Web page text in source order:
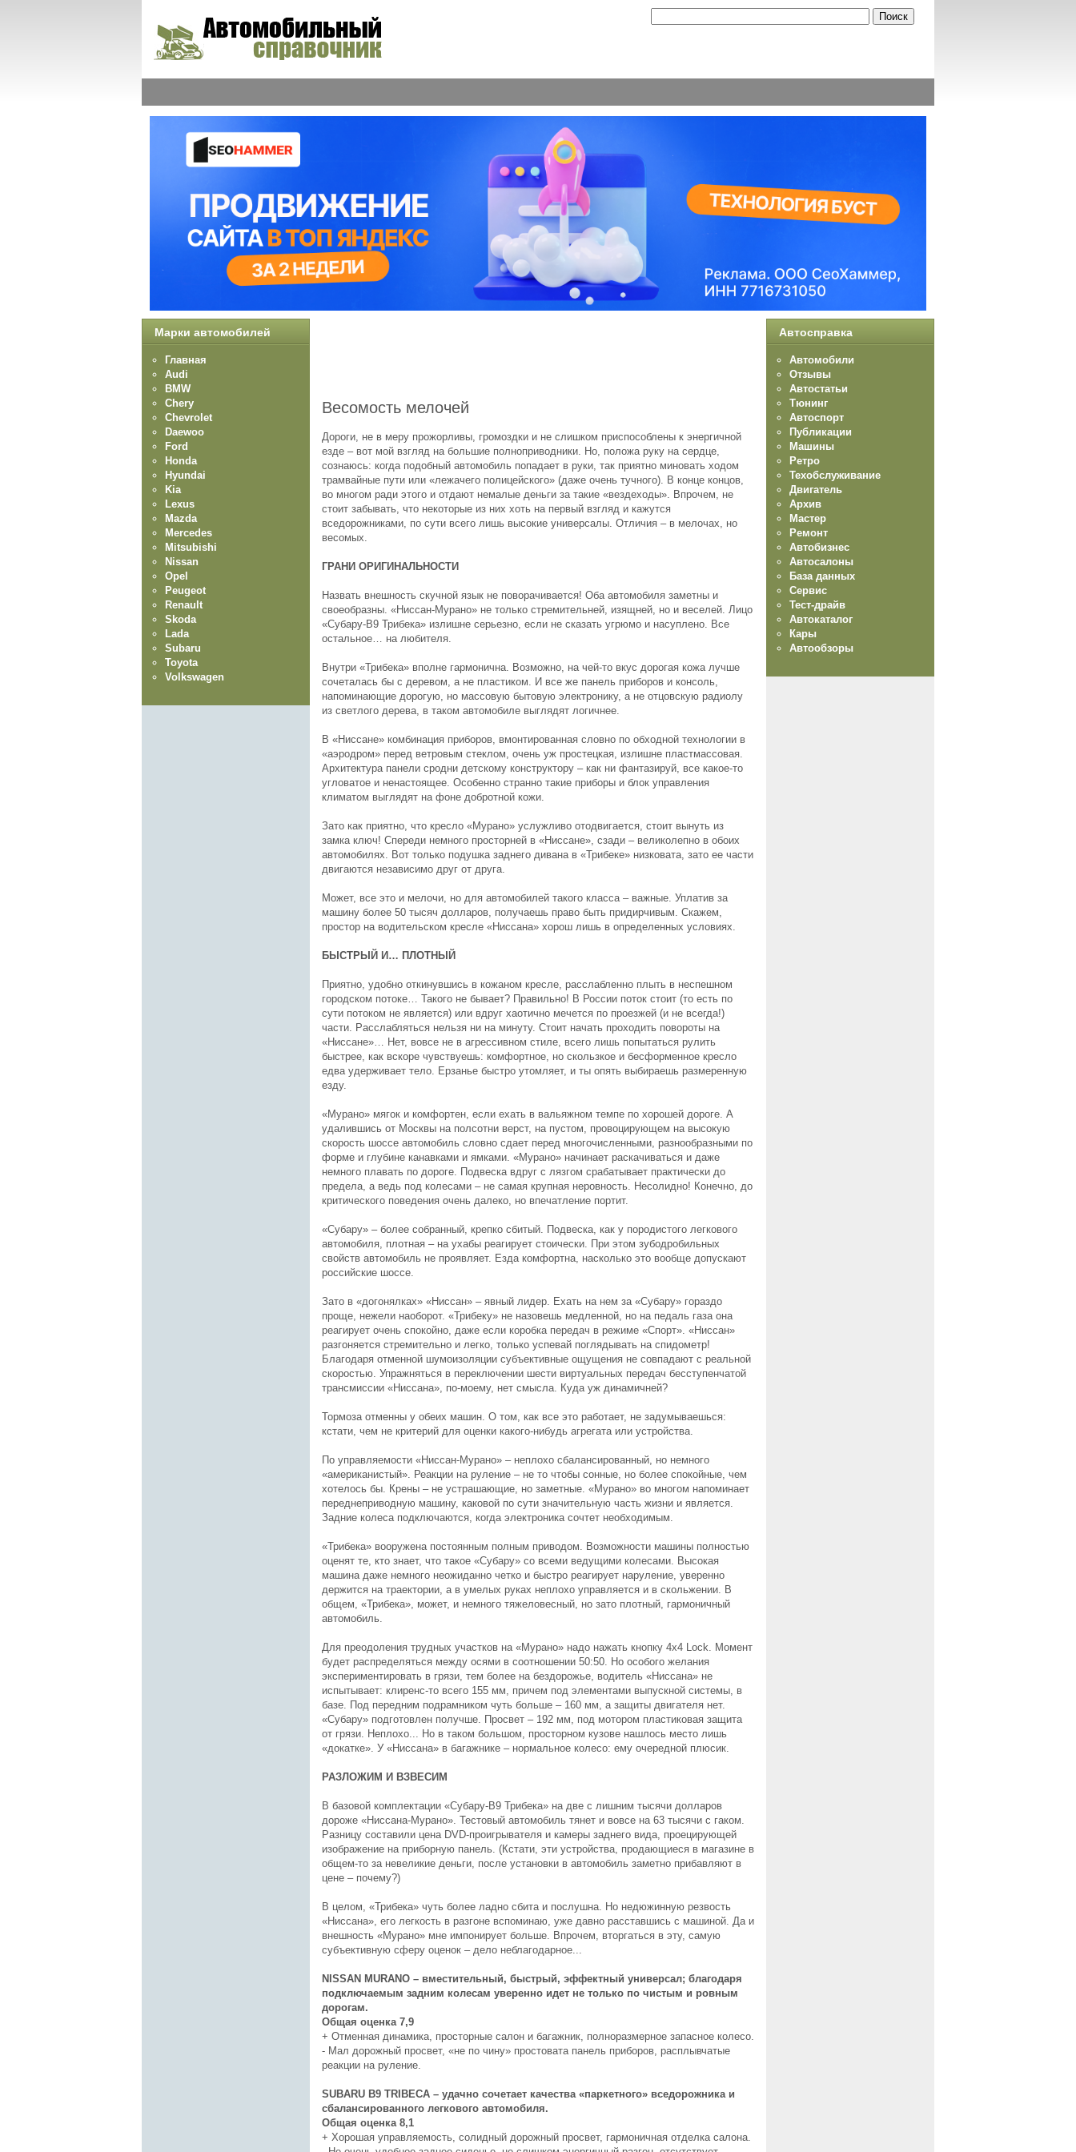
Весомость мелочей
Дороги, не в меру прожорливы, громоздки и не слишком приспособлены к энергичной
езде – вот мой взгляд на большие полноприводники. Но, положа руку на сердце,
сознаюсь: когда подобный автомобиль попадает в руки, так приятно миновать ходом
трамвайные пути или «лежачего полицейского» (даже очень тучного). В конце концов,
во многом ради этого и отдают немалые деньги за такие «вездеходы». Впрочем, не
стоит забывать, что некоторые из них хоть на первый взгляд и кажутся
вседорожниками, по сути всего лишь высокие универсалы. Отличия – в мелочах, но
весомых.
ГРАНИ ОРИГИНАЛЬНОСТИ
Назвать внешность скучной язык не поворачивается! Оба автомобиля заметны и
своеобразны. «Ниссан-Мурано» не только стремительней, изящней, но и веселей. Лицо
«Субару-В9 Трибека» излишне серьезно, если не сказать угрюмо и насуплено. Все
остальное… на любителя.
Внутри «Трибека» вполне гармонична. Возможно, на чей-то вкус дорогая кожа лучше
сочеталась бы с деревом, а не пластиком. И все же панель приборов и консоль,
напоминающие дорогую, но массовую бытовую электронику, а не отцовскую радиолу
из светлого дерева, в таком автомобиле выглядят логичнее.
В «Ниссане» комбинация приборов, вмонтированная словно по обходной технологии в
«аэродром» перед ветровым стеклом, очень уж простецкая, излишне пластмассовая.
Архитектура панели сродни детскому конструктору – как ни фантазируй, все какое-то
угловатое и ненастоящее. Особенно странно такие приборы и блок управления
климатом выглядят на фоне добротной кожи.
Зато как приятно, что кресло «Мурано» услужливо отодвигается, стоит вынуть из
замка ключ! Спереди немного просторней в «Ниссане», сзади – великолепно в обоих
автомобилях. Вот только подушка заднего дивана в «Трибеке» низковата, зато ее части
двигаются независимо друг от друга.
Может, все это и мелочи, но для автомобилей такого класса – важные. Уплатив за
машину более 50 тысяч долларов, получаешь право быть придирчивым. Скажем,
простор на водительском кресле «Ниссана» хорош лишь в определенных условиях.
БЫСТРЫЙ И… ПЛОТНЫЙ
Приятно, удобно откинувшись в кожаном кресле, расслабленно плыть в неспешном
городском потоке… Такого не бывает? Правильно! В России поток стоит (то есть по
сути потоком не является) или вдруг хаотично мечется по проезжей (и не всегда!)
части. Расслабляться нельзя ни на минуту. Стоит начать проходить повороты на
«Ниссане»… Нет, вовсе не в агрессивном стиле, всего лишь попытаться рулить
быстрее, как вскоре чувствуешь: комфортное, но скользкое и бесформенное кресло
едва удерживает тело. Ерзанье быстро утомляет, и ты опять выбираешь размеренную
езду.
«Мурано» мягок и комфортен, если ехать в вальяжном темпе по хорошей дороге. А
удалившись от Москвы на полсотни верст, на пустом, провоцирующем на высокую
скорость шоссе автомобиль словно сдает перед многочисленными, разнообразными по
форме и глубине канавками и ямками. «Мурано» начинает раскачиваться и даже
немного плавать по дороге. Подвеска вдруг с лязгом срабатывает практически до
предела, а ведь под колесами – не самая крупная неровность. Несолидно! Конечно, до
критического поведения очень далеко, но впечатление портит.
«Субару» – более собранный, крепко сбитый. Подвеска, как у породистого легкового
автомобиля, плотная – на ухабы реагирует стоически. При этом зубодробильных
свойств автомобиль не проявляет. Езда комфортна, насколько это вообще допускают
российские шоссе.
Зато в «догонялках» «Ниссан» – явный лидер. Ехать на нем за «Субару» гораздо
проще, нежели наоборот. «Трибеку» не назовешь медленной, но на педаль газа она
реагирует очень спокойно, даже если коробка передач в режиме «Спорт». «Ниссан»
разгоняется стремительно и легко, только успевай поглядывать на спидометр!
Благодаря отменной шумоизоляции субъективные ощущения не совпадают с реальной
скоростью. Упражняться в переключении шести виртуальных передач бесступенчатой
трансмиссии «Ниссана», по-моему, нет смысла. Куда уж динамичней?
Тормоза отменны у обеих машин. О том, как все это работает, не задумываешься:
кстати, чем не критерий для оценки какого-нибудь агрегата или устройства.
По управляемости «Ниссан-Мурано» – неплохо сбалансированный, но немного
«американистый». Реакции на руление – не то чтобы сонные, но более спокойные, чем
хотелось бы. Крены – не устрашающие, но заметные. «Мурано» во многом напоминает
переднеприводную машину, каковой по сути значительную часть жизни и является.
Задние колеса подключаются, когда электроника сочтет необходимым.
«Трибека» вооружена постоянным полным приводом. Возможности машины полностью
оценят те, кто знает, что такое «Субару» со всеми ведущими колесами. Высокая
машина даже немного неожиданно четко и быстро реагирует наруление, уверенно
держится на траектории, а в умелых руках неплохо управляется и в скольжении. В
общем, «Трибека», может, и немного тяжеловесный, но зато плотный, гармоничный
автомобиль.
Для преодоления трудных участков на «Мурано» надо нажать кнопку 4х4 Lock. Момент
будет распределяться между осями в соотношении 50:50. Но особого желания
экспериментировать в грязи, тем более на бездорожье, водитель «Ниссана» не
испытывает: клиренс-то всего 155 мм, причем под элементами выпускной системы, в
базе. Под передним подрамником чуть больше – 160 мм, а защиты двигателя нет.
«Субару» подготовлен получше. Просвет – 192 мм, под мотором пластиковая защита
от грязи. Неплохо... Но в таком большом, просторном кузове нашлось место лишь
«докатке». У «Ниссана» в багажнике – нормальное колесо: ему очередной плюсик.
РАЗЛОЖИМ И ВЗВЕСИМ
В базовой комплектации «Субару-В9 Трибека» на две с лишним тысячи долларов
дороже «Ниссана-Мурано». Тестовый автомобиль тянет и вовсе на 63 тысячи с гаком.
Разницу составили цена DVD-проигрывателя и камеры заднего вида, проецирующей
изображение на приборную панель. (Кстати, эти устройства, продающиеся в магазине в
общем-то за невеликие деньги, после установки в автомобиль заметно прибавляют в
цене – почему?)
В целом, «Трибека» чуть более ладно сбита и послушна. Но недюжинную резвость
«Ниссана», его легкость в разгоне вспоминаю, уже давно расставшись с машиной. Да и
внешность «Мурано» мне импонирует больше. Впрочем, вторгаться в эту, самую
субъективную сферу оценок – дело неблагодарное...
NISSAN MURANO – вместительный, быстрый, эффектный универсал; благодаря
подключаемым задним колесам уверенно идет не только по чистым и ровным
дорогам.
Общая оценка 7,9
+ Отменная динамика, просторные салон и багажник, полноразмерное запасное колесо.
- Мал дорожный просвет, «не по чину» простовата панель приборов, расплывчатые
реакции на руление.
SUBARU B9 TRIBECA – удачно сочетает качества «паркетного» вседорожника и
сбалансированного легкового автомобиля.
Общая оценка 8,1
+ Хорошая управляемость, солидный дорожный просвет, гармоничная отделка салона.
Марки автомобилей
Главная
Audi
BMW
Chery
Chevrolet
Daewoo
Ford
Honda
Hyundai
Kia
Lexus
Mazda
Mercedes
Mitsubishi
Nissan
Opel
Peugeot
Renault
Skoda
Lada
Subaru
Toyota
Volkswagen
Автосправка
Автомобили
Отзывы
Автостатьи
Тюнинг
Автоспорт
Публикации
Машины
Ретро
Техобслуживание
Двигатель
Архив
Мастер
Ремонт
Автобизнес
Автосалоны
База данных
Сервис
Тест-драйв
Автокаталог
Кары
Автообзоры